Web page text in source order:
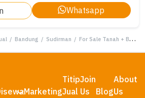
Whatsapp
/ Bandung / Sudirman / For Sale Tanah + Bangunan Ex Cafe di Mainroad Jendral Sudirman Pusat Kota Bandung
Marketing
Titip
Jual
Join
Us
Blog
About
Us